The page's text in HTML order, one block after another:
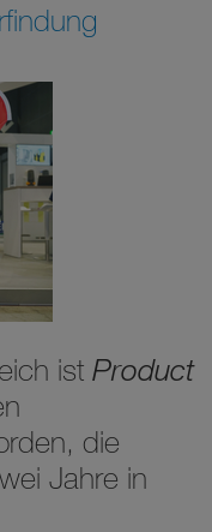
ist Product
die
Jahre in